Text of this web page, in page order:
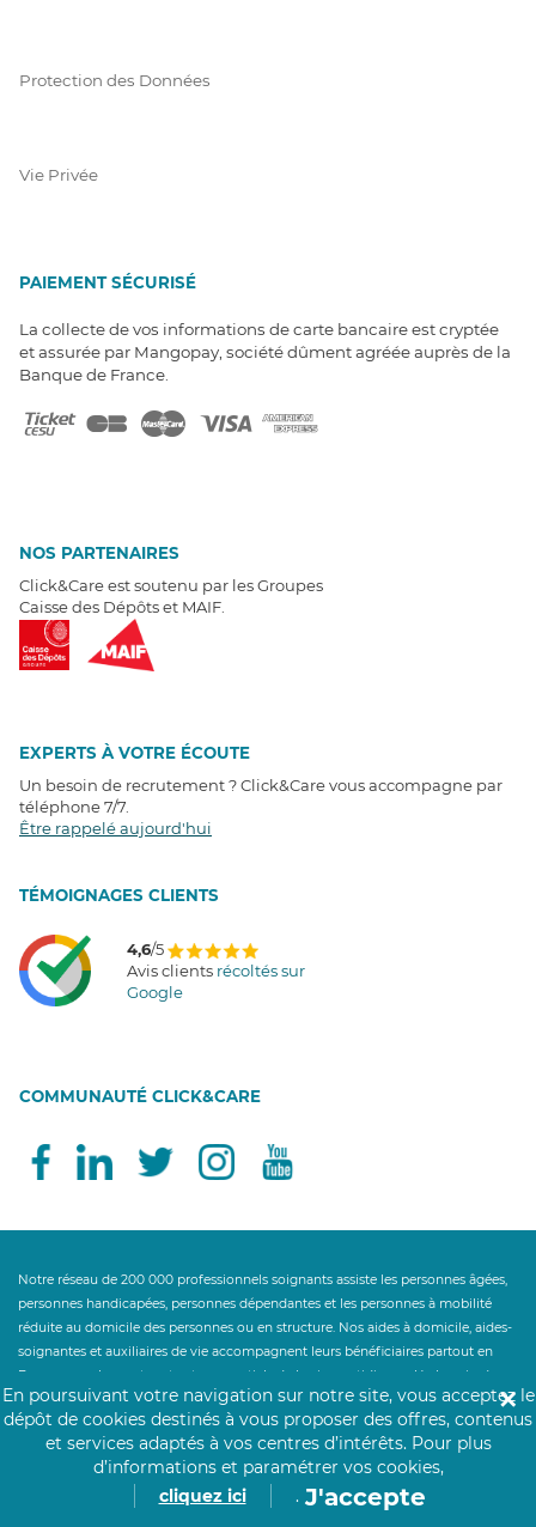
Protection des Données
Vie Privée
PAIEMENT SÉCURISÉ
La collecte de vos informations de carte bancaire est cryptée
et assurée par Mangopay, société dûment agréée auprès de la
Banque de France.
NOS PARTENAIRES
Click&Care est soutenu par les Groupes
Caisse des Dépôts et MAIF.
EXPERTS À VOTRE ÉCOUTE
Un besoin de recrutement ? Click&Care vous accompagne par
téléphone 7/7
Être rappelé aujourd'hui
TÉMOIGNAGES CLIENTS
4,6/5
Avis clients récoltés sur
Google
COMMUNAUTÉ CLICK&CARE
Notre réseau de 200 000 professionnels soignants assiste les personnes âgées,
personnes handicapées, personnes dépendantes et les personnes à mobilité
réduite au domicile des personnes ou en structure. Nos aides à domicile, aides-
soignantes et auxiliaires de vie accompagnent leurs bénéficiaires partout en
France pour les gestes et actes essentiels de la vie quotidienne. Un besoin de
maintien à domicile ? Nos auxiliaires de vie proposent leurs services d'aide à la
personne : maintien du lien social, aide au lever, aide au coucher, aide
ménagère, aide à la toilette, aide à l'habillage, préparation des repas, aide à la
prise des repas, garde de jour et garde de nuit à la personne aidée. Notre service
d'aide à la personne accompagne le maintien à domicile et le retour à domicile
En poursuivant votre navigation sur notre site, vous acceptez le
dépôt de cookies destinés à vous proposer des offres, contenus
et services adaptés à vos centres d’intérêts. Pour plus
d’informations et paramétrer vos cookies,
cliquez ici
. J'accepte
✕